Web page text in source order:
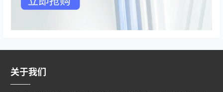
关于我们